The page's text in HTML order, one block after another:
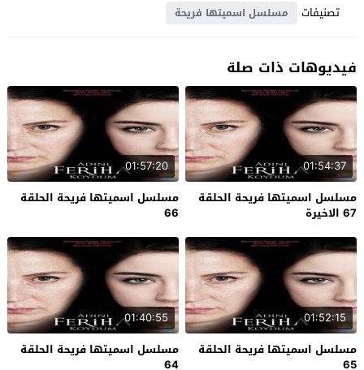
تصنيفات
مسلسل اسميتها فريحة
فيديوهات ذات صلة
01:54:37
مسلسل اسميتها فريحة الحلقة
67 الاخيرة
01:57:20
مسلسل اسميتها فريحة الحلقة
66
01:52:15
مسلسل اسميتها فريحة الحلقة
65
01:40:55
مسلسل اسميتها فريحة الحلقة
64